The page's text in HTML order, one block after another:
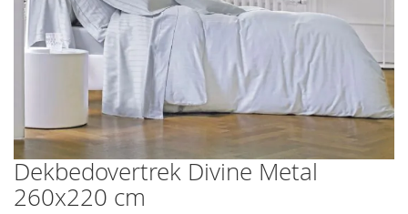
Skip
to
the
Dekbedovertrek Divine Metal
260x220 cm